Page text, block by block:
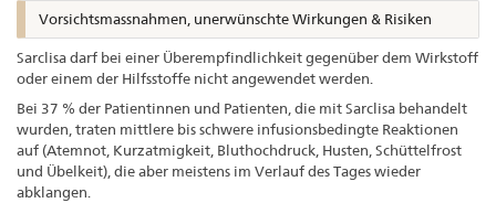
Vorsichtsmassnahmen, unerwünschte Wirkungen & Risiken
Sarclisa darf bei einer Überempfindlichkeit gegenüber dem Wirkstoff
oder einem der Hilfsstoffe nicht angewendet werden.
Bei 37 % der Patientinnen und Patienten, die mit Sarclisa behandelt
wurden, traten mittlere bis schwere infusionsbedingte Reaktionen
auf (Atemnot, Kurzatmigkeit, Bluthochdruck, Husten, Schüttelfrost
und Übelkeit), die aber meistens im Verlauf des Tages wieder
abklangen.